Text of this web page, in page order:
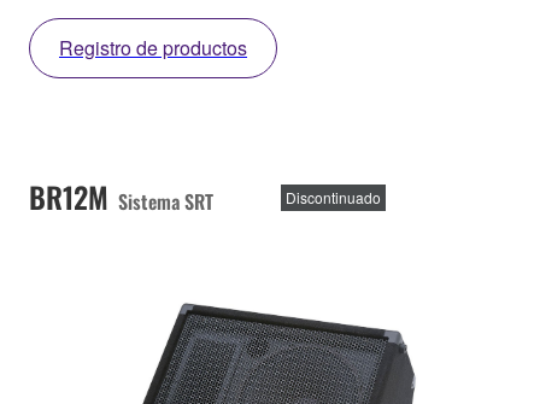
Registro de productos
BR12M Sistema SRT Discontinuado